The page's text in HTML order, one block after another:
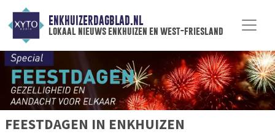
ENKHUIZERDAGBLAD.NL
lokaal nieuws enkhuizen en west-friesland
FEESTDAGEN IN ENKHUIZEN